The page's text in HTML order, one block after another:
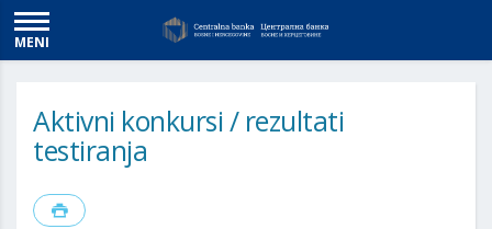
MENI
Aktivni konkursi / rezultati
testiranja